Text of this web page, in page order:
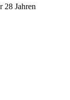
28 Jahren